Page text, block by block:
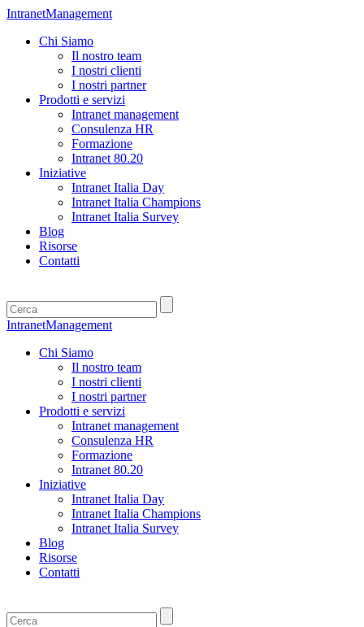
IntranetManagement
Chi Siamo
Il nostro team
I nostri clienti
I nostri partner
Prodotti e servizi
Intranet management
Consulenza HR
Formazione
Intranet 80.20
Iniziative
Intranet Italia Day
Intranet Italia Champions
Intranet Italia Survey
Blog
Risorse
Contatti
IntranetManagement
Chi Siamo
Il nostro team
I nostri clienti
I nostri partner
Prodotti e servizi
Intranet management
Consulenza HR
Formazione
Intranet 80.20
Iniziative
Intranet Italia Day
Intranet Italia Champions
Intranet Italia Survey
Blog
Risorse
Contatti